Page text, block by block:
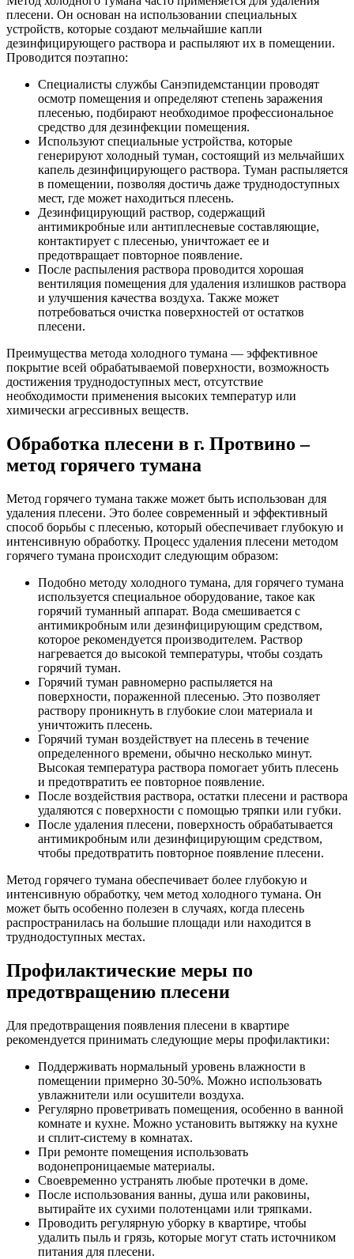
плесени. Он основан на использовании специальных
устройств, которые создают мельчайшие капли
дезинфицирующего раствора и распыляют их в помещении.
Проводится поэтапно:
Специалисты службы Санэпидемстанции проводят
осмотр помещения и определяют степень заражения
плесенью, подбирают необходимое профессиональное
средство для дезинфекции помещения.
Используют специальные устройства, которые
генерируют холодный туман, состоящий из мельчайших
капель дезинфицирующего раствора. Туман распыляется
в помещении, позволяя достичь даже труднодоступных
мест, где может находиться плесень.
Дезинфицирующий раствор, содержащий
антимикробные или антиплесневые составляющие,
контактирует с плесенью, уничтожает ее и
предотвращает повторное появление.
После распыления раствора проводится хорошая
вентиляция помещения для удаления излишков раствора
и улучшения качества воздуха. Также может
потребоваться очистка поверхностей от остатков
плесени.
Преимущества метода холодного тумана — эффективное
покрытие всей обрабатываемой поверхности, возможность
достижения труднодоступных мест, отсутствие
необходимости применения высоких температур или
химически агрессивных веществ.
Обработка плесени в г. Протвино –
метод горячего тумана
Метод горячего тумана также может быть использован для
удаления плесени. Это более современный и эффективный
способ борьбы с плесенью, который обеспечивает глубокую и
интенсивную обработку. Процесс удаления плесени методом
горячего тумана происходит следующим образом:
Подобно методу холодного тумана, для горячего тумана
используется специальное оборудование, такое как
горячий туманный аппарат. Вода смешивается с
антимикробным или дезинфицирующим средством,
которое рекомендуется производителем. Раствор
нагревается до высокой температуры, чтобы создать
горячий туман.
Горячий туман равномерно распыляется на
поверхности, пораженной плесенью. Это позволяет
раствору проникнуть в глубокие слои материала и
уничтожить плесень.
Горячий туман воздействует на плесень в течение
определенного времени, обычно несколько минут.
Высокая температура раствора помогает убить плесень
и предотвратить ее повторное появление.
После воздействия раствора, остатки плесени и раствора
удаляются с поверхности с помощью тряпки или губки.
После удаления плесени, поверхность обрабатывается
антимикробным или дезинфицирующим средством,
чтобы предотвратить повторное появление плесени.
Метод горячего тумана обеспечивает более глубокую и
интенсивную обработку, чем метод холодного тумана. Он
может быть особенно полезен в случаях, когда плесень
распространилась на большие площади или находится в
труднодоступных местах.
Профилактические меры по
предотвращению плесени
Для предотвращения появления плесени в квартире
рекомендуется принимать следующие меры профилактики:
Поддерживать нормальный уровень влажности в
помещении примерно 30-50%. Можно использовать
увлажнители или осушители воздуха.
Регулярно проветривать помещения, особенно в ванной
комнате и кухне. Можно установить вытяжку на кухне
и сплит-систему в комнатах.
При ремонте помещения использовать
водонепроницаемые материалы.
Своевременно устранять любые протечки в доме.
После использования ванны, душа или раковины,
вытирайте их сухими полотенцами или тряпками.
Проводить регулярную уборку в квартире, чтобы
удалить пыль и грязь, которые могут стать источником
питания для плесени.